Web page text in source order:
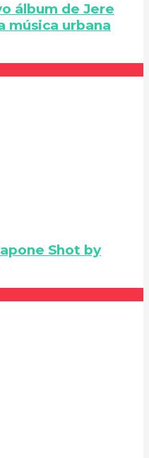
álbum de Jere
música urbana
Shot by